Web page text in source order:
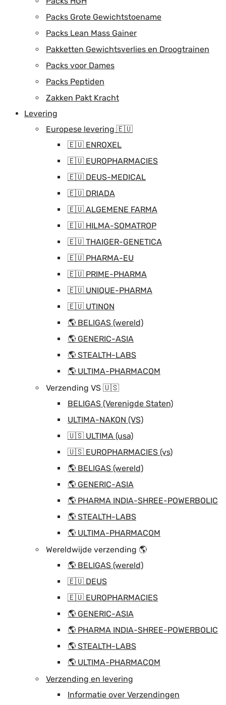
Packs Grote Gewichtstoename
Packs Lean Mass Gainer
Pakketten Gewichtsverlies en Droogtrainen
Packs voor Dames
Packs Peptiden
Zakken Pakt Kracht
Levering
Europese levering 🇪🇺
🇪🇺 ENROXEL
🇪🇺 EUROPHARMACIES
🇪🇺 DEUS-MEDICAL
🇪🇺 DRIADA
🇪🇺 ALGEMENE FARMA
🇪🇺 HILMA-SOMATROP
🇪🇺 THAIGER-GENETICA
🇪🇺 PHARMA-EU
🇪🇺 PRIME-PHARMA
🇪🇺 UNIQUE-PHARMA
🇪🇺 UTINON
🌎 BELIGAS (wereld)
🌎 GENERIC-ASIA
🌎 STEALTH-LABS
🌎 ULTIMA-PHARMACOM
Verzending VS 🇺🇸
BELIGAS (Verenigde Staten)
ULTIMA-NAKON (VS)
🇺🇸 ULTIMA (usa)
🇺🇸 EUROPHARMACIES (vs)
🌎 BELIGAS (wereld)
🌎 GENERIC-ASIA
🌎 PHARMA INDIA-SHREE-POWERBOLIC
🌎 STEALTH-LABS
🌎 ULTIMA-PHARMACOM
Wereldwijde verzending 🌎
🌎 BELIGAS (wereld)
🇪🇺 DEUS
🇪🇺 EUROPHARMACIES
🌎 GENERIC-ASIA
🌎 PHARMA INDIA-SHREE-POWERBOLIC
🌎 STEALTH-LABS
🌎 ULTIMA-PHARMACOM
Verzending en levering
Informatie over Verzendingen